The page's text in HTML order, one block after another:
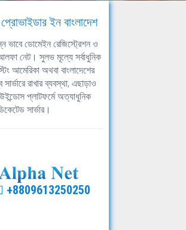
ইন বাংলাদেশ
ভাবে ডোমেইন রেজিস্ট্রেশন ও
নেট। সুলভ মূল্যে সর্বাধুনিক
আমেরিকা অথবা বাংলাদেশের
রাখার ব্যবস্থা, এছাড়াও
প্লাটফর্মে অত্যাধুনিক
সার্ভার।
+8809613250250